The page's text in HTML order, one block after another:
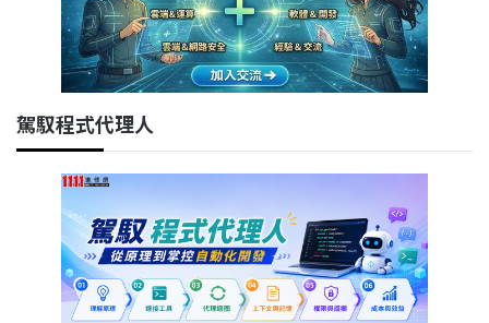
駕馭程式代理人